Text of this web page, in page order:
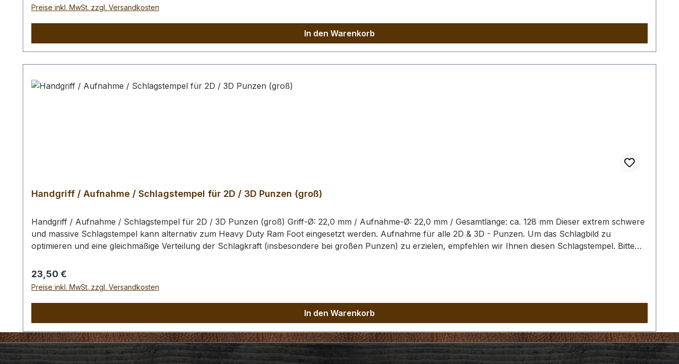
Preise inkl. MwSt. zzgl. Versandkosten
In den Warenkorb
Handgriff / Aufnahme / Schlagstempel für 2D / 3D Punzen (groß)
Handgriff / Aufnahme / Schlagstempel für 2D / 3D Punzen (groß) Griff-Ø: 22,0 mm / Aufnahme-Ø: 22,0 mm / Gesamtlänge: ca. 128 mm Dieser extrem schwere
und massive Schlagstempel kann alternativ zum Heavy Duty Ram Foot eingesetzt werden. Aufnahme für alle 2D & 3D - Punzen. Um das Schlagbild zu
optimieren und eine gleichmäßige Verteilung der Schlagkraft (insbesondere bei großen Punzen) zu erzielen, empfehlen wir Ihnen diesen Schlagstempel. Bitte
Punzierstempel auf dem Bild ist nur exemplarisch.
Regulärer Preis:
23,50 €
Preise inkl. MwSt. zzgl. Versandkosten
In den Warenkorb